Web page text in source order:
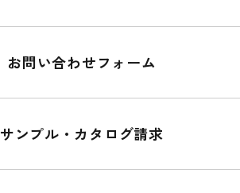
お問い合わせフォーム
サンプル・カタログ請求